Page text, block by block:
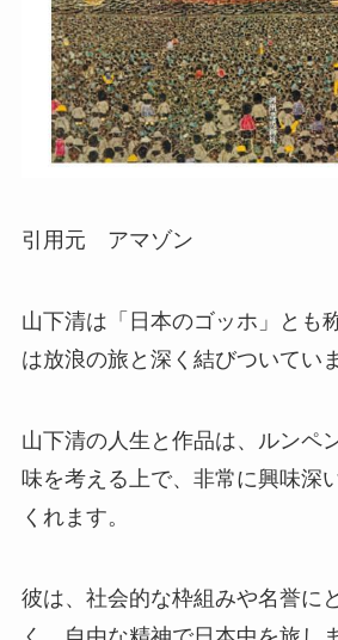
引用元 アマゾン
山下清は「日本のゴッホ」とも
は放浪の旅と深く結びついてい
山下清の人生と作品は、ルンペ
味を考える上で、非常に興味深
くれます。
彼は、社会的な枠組みや名誉に